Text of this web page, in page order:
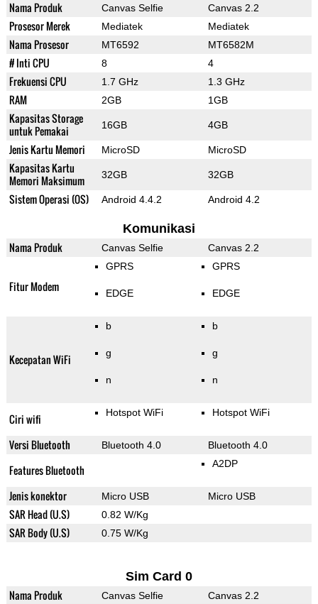
Nama Produk Canvas Selfie Canvas 2.2
Prosesor Merek Mediatek Mediatek
Nama Prosesor MT6592 MT6582M
# Inti CPU 8 4
Frekuensi CPU 1.7 GHz 1.3 GHz
RAM 2GB 1GB
Kapasitas Storage
untuk Pemakai
16GB 4GB
Jenis Kartu Memori MicroSD MicroSD
Kapasitas Kartu
Memori Maksimum
32GB 32GB
Sistem Operasi (OS) Android 4.4.2 Android 4.2
Komunikasi
Nama Produk Canvas Selfie Canvas 2.2
Fitur Modem
GPRS
EDGE
GPRS
EDGE
Kecepatan WiFi
b
g
n
b
g
n
Ciri wifi Hotspot WiFi Hotspot WiFi
Versi Bluetooth Bluetooth 4.0 Bluetooth 4.0
Features Bluetooth A2DP
Jenis konektor Micro USB Micro USB
SAR Head (U.S) 0.82 W/Kg
SAR Body (U.S) 0.75 W/Kg
Sim Card 0
Nama Produk Canvas Selfie Canvas 2.2